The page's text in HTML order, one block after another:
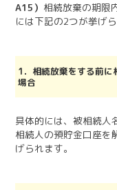
A15） 相続放棄の期限
には下記の2つが挙げら
1．相続放棄をする前に
場合
具体的には、被相続人
相続人の預貯金口座を
げられます。